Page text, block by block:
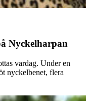
Nyckelharpan
vardag. Under en
nyckelbenet, flera